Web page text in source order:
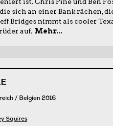
sich an einer Bank rächen,
Bridges nimmt als cooler
auf. Mehr...
/ Belgien 2016
Squires